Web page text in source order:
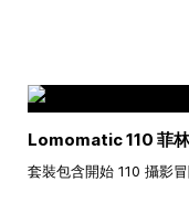
Lomomatic 110 菲
套裝包含開始 110 攝影